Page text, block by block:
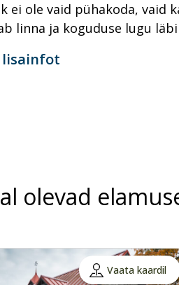
ei ole vaid pühakoda, vaid
linna ja koguduse lugu
lisainfot
olevad
Vaata kaardil